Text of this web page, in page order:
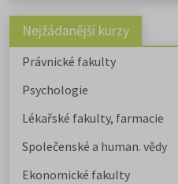
Nejžádanější kurzy
Právnické fakulty
Psychologie
Lékařské fakulty, farmacie
Společenské a human. vědy
Ekonomické fakulty